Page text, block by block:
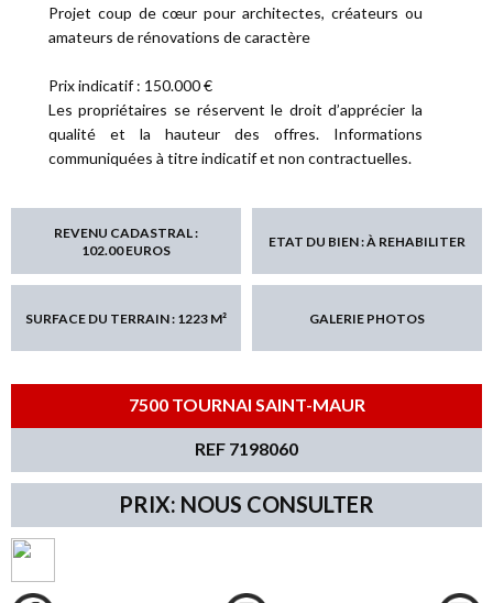
Projet coup de cœur pour architectes, créateurs ou
amateurs de rénovations de caractère
Prix indicatif : 150.000 €
Les propriétaires se réservent le droit d’apprécier la
qualité et la hauteur des offres. Informations
communiquées à titre indicatif et non contractuelles.
REVENU CADASTRAL :
102.00 EUROS
ETAT DU BIEN : À REHABILITER
SURFACE DU TERRAIN : 1223 M² GALERIE PHOTOS
7500 TOURNAI SAINT-MAUR
REF 7198060
PRIX: NOUS CONSULTER